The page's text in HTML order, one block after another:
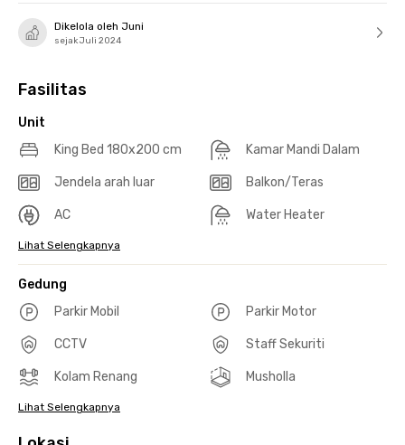
Dikelola oleh Juni
sejak Juli 2024
Fasilitas
Unit
King Bed 180x200 cm
Kamar Mandi Dalam
Jendela arah luar Balkon/Teras
AC Water Heater
Lihat Selengkapnya
Gedung
Parkir Mobil
Parkir Motor
CCTV Staff Sekuriti
Kolam Renang Musholla
Lihat Selengkapnya